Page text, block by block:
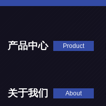
产品中心 Product
关于我们 About